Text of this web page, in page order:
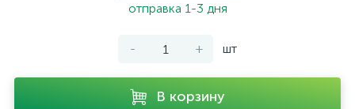
отправка 1-3 дня
- + шт
В корзину